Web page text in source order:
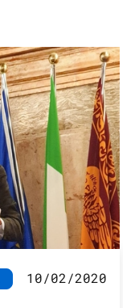
10/02/2020